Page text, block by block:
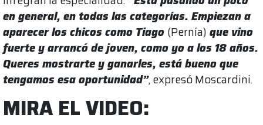
en general, en todas las categorías. Empiezan a
aparecer los chicos como Tiago (Pernía) que vino
fuerte y arrancó de joven, como yo a los 18 años.
Queres mostrarte y ganarles, está bueno que
tengamos esa oportunidad”, expresó Moscardini.
MIRA EL VIDEO: